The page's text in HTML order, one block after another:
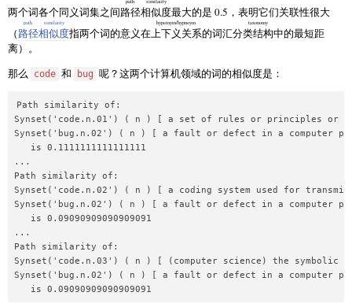
两个词各个同义词集之间路径相似度最大的是 0.5，表明它们关联性很大
（路径相似度
path similarity
指两个词的意义在上下义关系的词汇分类结构
hypernym/hypnoym taxonomy
中的最短距
离）。
那么
code 和 bug 呢？这两个计算机领域的词的相似度是：
Path similarity of:
Synset('code.n.01') ( n ) [ a set of rules or principles or
Synset('bug.n.02') ( n ) [ a fault or defect in a computer
   is 0.1111111111111111
...
Path similarity of:
Synset('code.n.02') ( n ) [ a coding system used for
Synset('bug.n.02') ( n ) [ a fault or defect in a computer
   is 0.09090909090909091
...
Path similarity of:
Synset('code.n.03') ( n ) [ (computer science) the symbolic
Synset('bug.n.02') ( n ) [ a fault or defect in a computer